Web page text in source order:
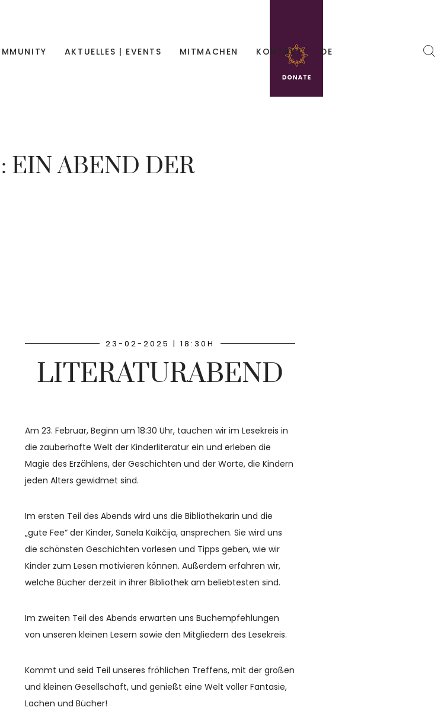
AKTUELLES | EVENTS MITMACHEN KONTAKT DE
EIN ABEND DER
23-02-2025 | 18:30H
LITERATURABEND
Am 23. Februar, Beginn um 18:30 Uhr, tauchen wir im Lesekreis in
die zauberhafte Welt der Kinderliteratur ein und erleben die
Magie des Erzählens, der Geschichten und der Worte, die Kindern
jeden Alters gewidmet sind.
Im ersten Teil des Abends wird uns die Bibliothekarin und die
„gute Fee“ der Kinder, Sanela Kaikčija, ansprechen. Sie wird uns
die schönsten Geschichten vorlesen und Tipps geben, wie wir
Kinder zum Lesen motivieren können. Außerdem erfahren wir,
welche Bücher derzeit in ihrer Bibliothek am beliebtesten sind.
Im zweiten Teil des Abends erwarten uns Buchempfehlungen
von unseren kleinen Lesern sowie den Mitgliedern des Lesekreis.
Kommt und seid Teil unseres fröhlichen Treffens, mit der großen
und kleinen Gesellschaft, und genießt eine Welt voller Fantasie,
Lachen und Bücher!